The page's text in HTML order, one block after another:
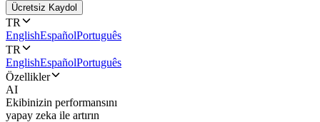
Ücretsiz Kaydol
TR
EnglishEspañolPortuguês
TR
EnglishEspañolPortuguês
Özellikler
AI
Ekibinizin performansını
yapay zeka ile artırın